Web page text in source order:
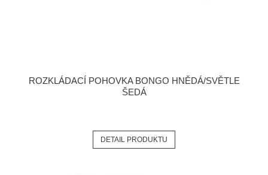
ROZKLÁDACÍ POHOVKA BONGO HNĚDÁ/SVĚTLE
ŠEDÁ
DETAIL PRODUKTU